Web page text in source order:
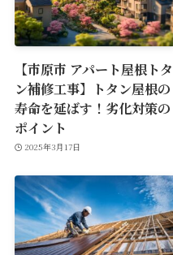
【市原市 アパート屋根トタ
ン補修工事】トタン屋根の
寿命を延ばす！劣化対策の
ポイント
2025年3月17日